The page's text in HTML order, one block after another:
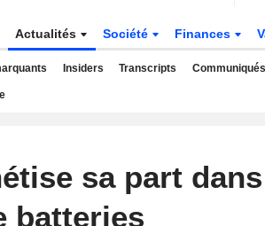
Actualités Société Finances
Insiders Transcripts Communiqués
sa part dans
batteries